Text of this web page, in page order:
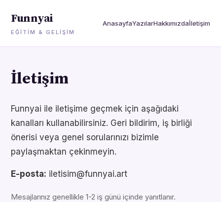
Funnyai
EĞITIM & GELIŞIM
AnasayfaYazılarHakkımızdaİletişim
İletişim
Funnyai ile iletişime geçmek için aşağıdaki
kanalları kullanabilirsiniz. Geri bildirim, iş birliği
önerisi veya genel sorularınızı bizimle
paylaşmaktan çekinmeyin.
E-posta: iletisim@funnyai.art
Mesajlarınız genellikle 1-2 iş günü içinde yanıtlanır.